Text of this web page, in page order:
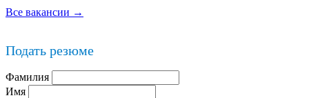
Все вакансии →
Подать резюме
Фамилия
Имя